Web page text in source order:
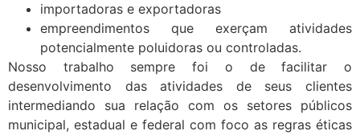
importadoras e exportadoras
empreendimentos que exerçam atividades
potencialmente poluidoras ou controladas.
Nosso trabalho sempre foi o de facilitar o
desenvolvimento das atividades de seus clientes
intermediando sua relação com os setores públicos
municipal, estadual e federal com foco as regras éticas